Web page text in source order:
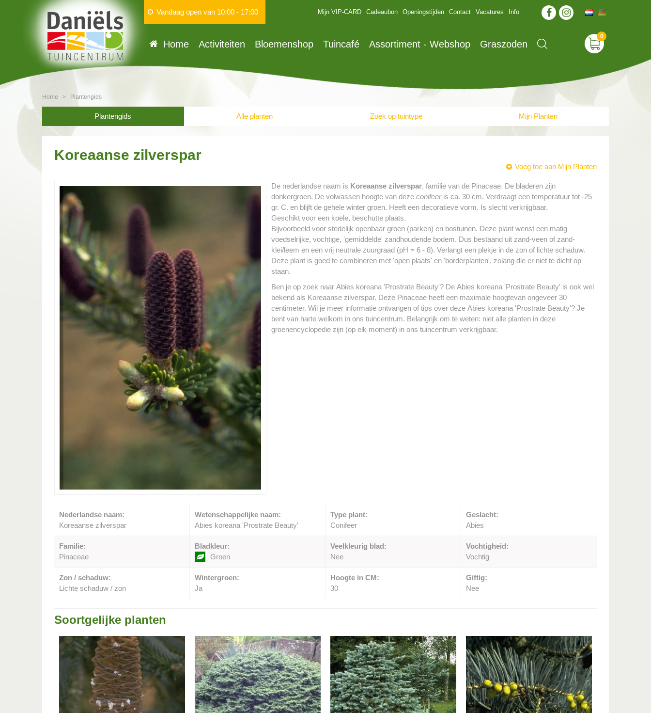
Home > Plantengids
Vandaag open van 10:00 - 17:00 Mijn VIP-CARD Cadeaubon Openingstijden Contact Vacatures Info
Home Activiteiten Bloemenshop Tuincafé Assortiment - Webshop Graszoden
Plantengids Alle planten Zoek op tuintype Mijn Planten
Koreaanse zilverspar
Voeg toe aan Mijn Planten
De nederlandse naam is Koreaanse zilverspar, familie van de Pinaceae. De bladeren zijn
donkergroen. De volwassen hoogte van deze conifeeris ca. 30 cm. Verdraagt een temperatuur tot -25
gr. C. en blijft de gehele winter groen. Heeft een decoratieve vorm. Is slecht verkrijgbaar.
Geschikt voor een koele, beschutte plaats.
Bijvoorbeeld voor stedelijk openbaar groen (parken) en bostuinen. Deze plant wenst een matig
voedselrijke, vochtige, 'gemiddelde' zandhoudende bodem. Dus bestaand uit zand-veen of zand-
klei/leem en een vrij neutrale zuurgraad (pH = 6 - 8). Verlangt een plekje in de zon of lichte schaduw.
Deze plant is goed te combineren met 'open plaats' en 'borderplanten', zolang die er niet te dicht op
staan.
Ben je op zoek naar Abies koreana 'Prostrate Beauty'? De Abies koreana 'Prostrate Beauty' is ook wel
bekend als Koreaanse zilverspar. Deze Pinaceae heeft een maximale hoogtevan ongeveer 30
centimeter. Wil je meer informatie ontvangen of tips over deze Abies koreana 'Prostrate Beauty'? Je
bent van harte welkom in ons tuincentrum. Belangrijk om te weten: niet alle planten in deze
groenencyclopedie zijn (op elk moment) in ons tuincentrum verkrijgbaar.
Nederlandse naam:
Koreaanse zilverspar
Wetenschappelijke naam:
Abies koreana 'Prostrate Beauty'
Type plant:
Conifeer
Geslacht:
Abies
Familie:
Pinaceae
Bladkleur:
Groen
Veelkleurig blad:
Nee
Vochtigheid:
Vochtig
Zon / schaduw:
Lichte schaduw / zon
Wintergroen:
Ja
Hoogte in CM:
30
Giftig:
Nee
Soortgelijke planten